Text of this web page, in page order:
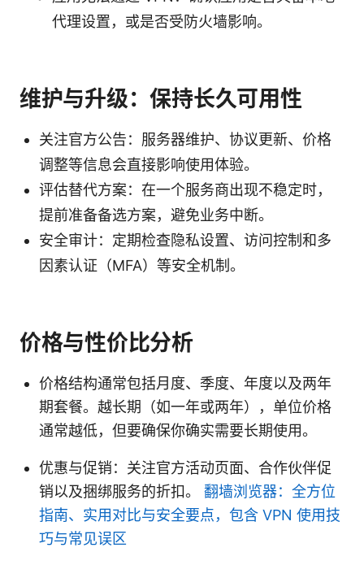
代理设置，或是否受防火墙影响。
维护与升级：保持长久可用性
关注官方公告：服务器维护、协议更新、价格
调整等信息会直接影响使用体验。
评估替代方案：在一个服务商出现不稳定时，
提前准备备选方案，避免业务中断。
安全审计：定期检查隐私设置、访问控制和多
因素认证（MFA）等安全机制。
价格与性价比分析
价格结构通常包括月度、季度、年度以及两年
期套餐。越长期（如一年或两年），单位价格
通常越低，但要确保你确实需要长期使用。
优惠与促销：关注官方活动页面、合作伙伴促
销以及捆绑服务的折扣。 翻墙浏览器：全方位
指南、实用对比与安全要点，包含 VPN 使用技
巧与常见误区